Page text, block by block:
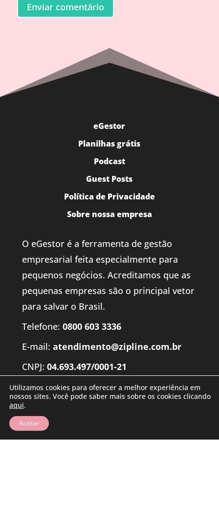
Enviar comentário
eGestor
Planilhas grátis
Podcast
Guest Posts
Política de Privacidade
Sobre nossa empresa
O eGestor é a ferramenta de gestão
empresarial feita especialmente para
pequenos negócios. Acreditamos que as
pequenas empresas são o principal vetor
para salvar o Brasil.
Telefone: 0800 603 3336
E-mail: atendimento@zipline.com.br
CNPJ: 04.693.497/0001-21
Rua do Acampamento nº 380 – Centro –
Santa Maria – RS – 97050-002
© 2025 eGestor – Sistema Online de Gestão Empresarial
Utilizamos cookies para oferecer a melhor experiência em
nossos sites. Você pode saber mais sobre os cookies clicando
aqui.
Aceitar